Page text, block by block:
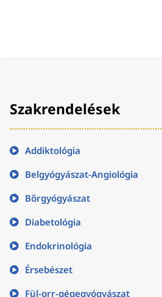
Szakrendelések
Addiktológia
Belgyógyászat-Angiológia
Bőrgyógyászat
Diabetológia
Endokrinológia
Érsebészet
Fül-orr-gégegyógyászat